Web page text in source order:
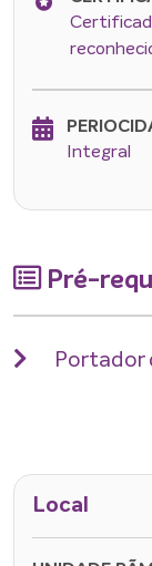
Integral
Pré-
Portador
Local